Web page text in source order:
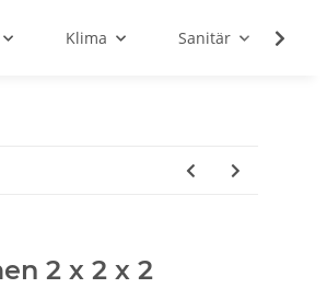
Klima Sanitär
2 x 2 x 2